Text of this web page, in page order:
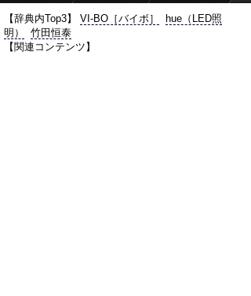
【辞典内Top3】 VI-BO［バイボ］
hue（LED照
明）
竹田恒泰
【関連コンテンツ】